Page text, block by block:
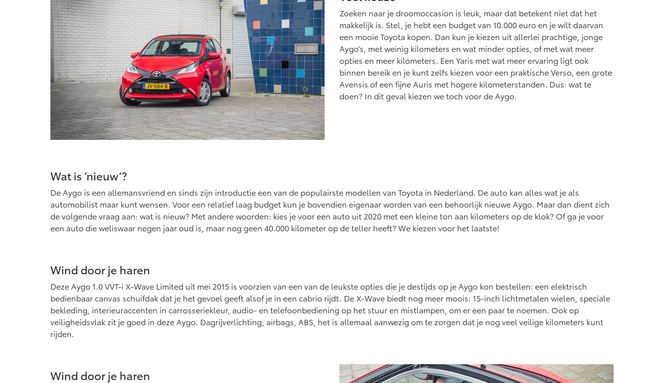
Vanaf € 76.695,- Vanaf € 27.945,- Vanaf € 37.500,-
Proace Max (excl. BTW)
OOK ALS BATTERIJ-
ELEKTRISCH
Vanaf € 46.301,-
Hilux (excl. BTW)
OOK ALS BATTERIJ-
ELEKTRISCH
Vanaf € 56.570,-
Land Cruiser (excl.
BTW)
Zoeken naar je droomoccasion is leuk, maar dat betekent niet dat het
makkelijk is. Stel, je hebt een budget van 10.000 euro en je wilt daarvan
een mooie Toyota kopen. Dan kun je kiezen uit allerlei prachtige, jonge
Aygo’s, met weinig kilometers en wat minder opties, of met wat meer
opties en meer kilometers. Een Yaris met wat meer ervaring ligt ook
binnen bereik en je kunt zelfs kiezen voor een praktische Verso, een grote
Avensis of een fijne Auris met hogere kilometerstanden. Dus: wat te
doen? In dit geval kiezen we toch voor de Aygo.
Wat is ‘nieuw’?
De Aygo is een allemansvriend en sinds zijn introductie een van de populairste modellen van Toyota in Nederland. De auto kan alles wat je als
automobilist maar kunt wensen. Voor een relatief laag budget kun je bovendien eigenaar worden van een behoorlijk nieuwe Aygo. Maar dan dient zich
de volgende vraag aan: wat is nieuw? Met andere woorden: kies je voor een auto uit 2020 met een kleine ton aan kilometers op de klok? Of ga je voor
een auto die weliswaar negen jaar oud is, maar nog geen 40.000 kilometer op de teller heeft? We kiezen voor het laatste!
Wind door je haren
Deze Aygo 1.0 VVT-i X-Wave Limited uit mei 2015 is voorzien van een van de leukste opties die je destijds op je Aygo kon bestellen: een elektrisch
bedienbaar canvas schuifdak dat je het gevoel geeft alsof je in een cabrio rijdt. De X-Wave biedt nog meer moois: 15-inch lichtmetalen wielen, speciale
bekleding, interieuraccenten in carrosseriekleur, audio- en telefoonbediening op het stuur en mistlampen, om er een paar te noemen. Ook op
veiligheidsvlak zit je goed in deze Aygo. Dagrijverlichting, airbags, ABS, het is allemaal aanwezig om te zorgen dat je nog veel veilige kilometers kunt
rijden.
Wind door je haren